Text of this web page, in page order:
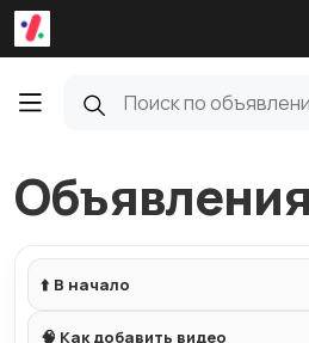
⬆️ В начало
🧠 Как добавить видео